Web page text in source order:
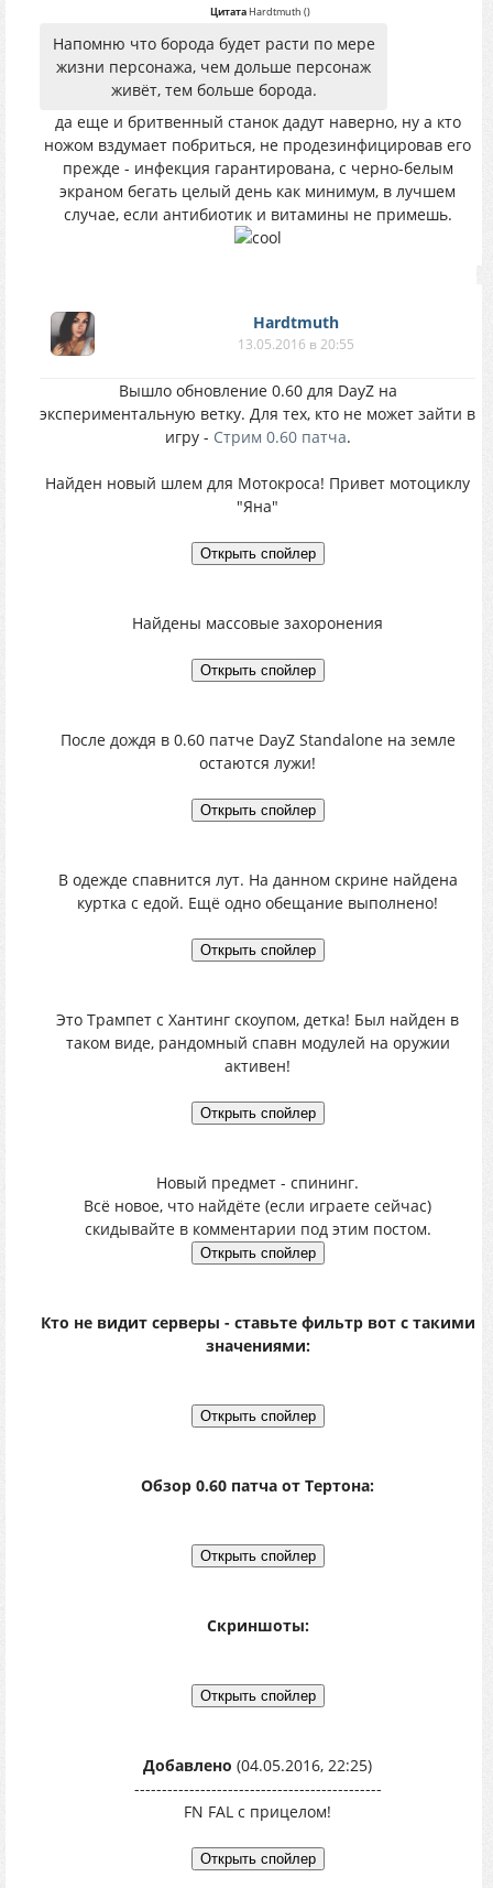
ЦитатаHardtmuth ()
Напомню что борода будет расти по мере
жизни персонажа, чем дольше персонаж
живёт, тем больше борода.
да еще и бритвенный станок дадут наверно, ну а кто
ножом вздумает побриться, не продезинфицировав его
прежде - инфекция гарантирована, с черно-белым
экраном бегать целый день как минимум, в лучшем
случае, если антибиотик и витамины не примешь.
Hardtmuth
13.05.2016 в 20:55
Вышло обновление 0.60 для DayZ на
экспериментальную ветку. Для тех, кто не может зайти в
игру - Стрим 0.60 патча.
Найден новый шлем для Мотокроса! Привет мотоциклу
"Яна"
Найдены массовые захоронения
После дождя в 0.60 патче DayZ Standalone на земле
остаются лужи!
В одежде спавнится лут. На данном скрине найдена
куртка с едой. Ещё одно обещание выполнено!
Это Трампет с Хантинг скоупом, детка! Был найден в
таком виде, рандомный спавн модулей на оружии
активен!
Новый предмет - спининг.
Всё новое, что найдёте (если играете сейчас)
скидывайте в комментарии под этим постом.
Кто не видит серверы - ставьте фильтр вот с такими
значениями:
Обзор 0.60 патча от Тертона:
Скриншоты:
Добавлено (04.05.2016, 22:25)
---------------------------------------------
FN FAL с прицелом!